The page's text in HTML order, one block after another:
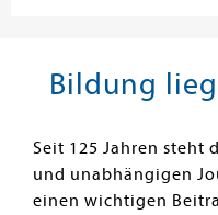
Bildung
Seit 125 Jahren steht
und unabhängigen
einen wichtigen